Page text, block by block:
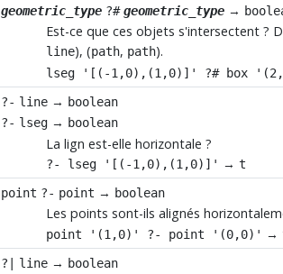
geometric_type ?# geometric_type →
Est-ce que ces objets s'intersectent ?
line), (path, path).
lseg '[(-1,0),(1,0)]' ?# box
?- line → boolean
?- lseg → boolean
La lign est-elle horizontale ?
?- lseg '[(-1,0),(1,0)]' →t
point ?- point → boolean
Les points sont-ils alignés
point '(1,0)' ?- point '(0,0)' →
?| line → boolean